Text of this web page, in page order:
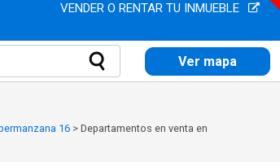
VENDER O RENTAR TU INMUEBLE
Ver mapa
16 > Departamentos en venta en